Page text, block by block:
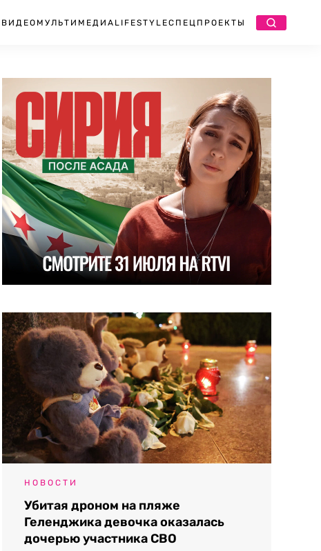
ВИДЕО МУЛЬТИМЕДИА LIFESTYLEСПЕЦПРОЕКТЫ
НОВОСТИ
Убитая дроном на пляже
Геленджика девочка оказалась
дочерью участника СВО